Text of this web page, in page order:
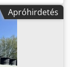
Apróhirdetés